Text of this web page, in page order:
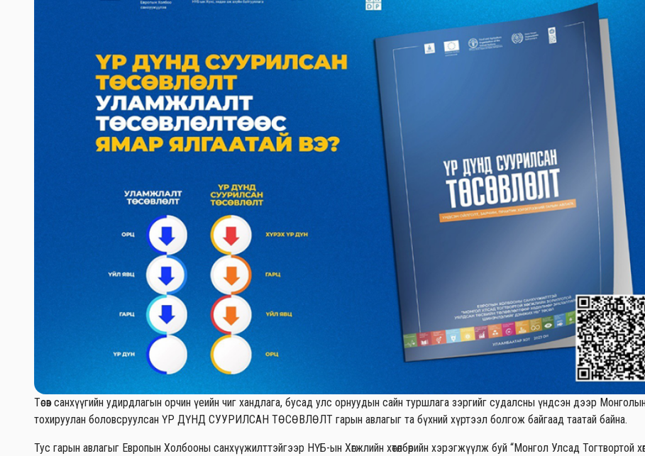
Төсөв санхүүгийн удирдлагын орчин үеийн чиг хандлага, бусад улс орнуудын сайн туршлага зэргийг судалсны үндсэн дээр Монголын
тохируулан боловсруулсан ҮР ДҮНД СУУРИЛСАН ТӨСӨВЛӨЛТ гарын авлагыг та бүхний хүртээл болгож байгаад таатай байна.
Тус гарын авлагыг Европын Холбооны санхүүжилттэйгээр НҮБ-ын Хөгжлийн хөтөлбөрийн хэрэгжүүлж буй “Монгол Улсад Тогтвортой